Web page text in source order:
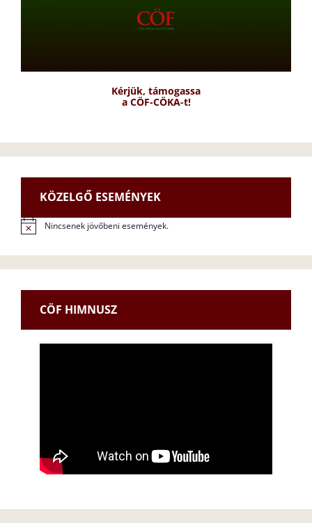
Kérjük, támogassa
a CÖF-CÖKA-t!
KÖZELGŐ ESEMÉNYEK
N
Nincsenek jövőbeni események.
CÖF HIMNUSZ